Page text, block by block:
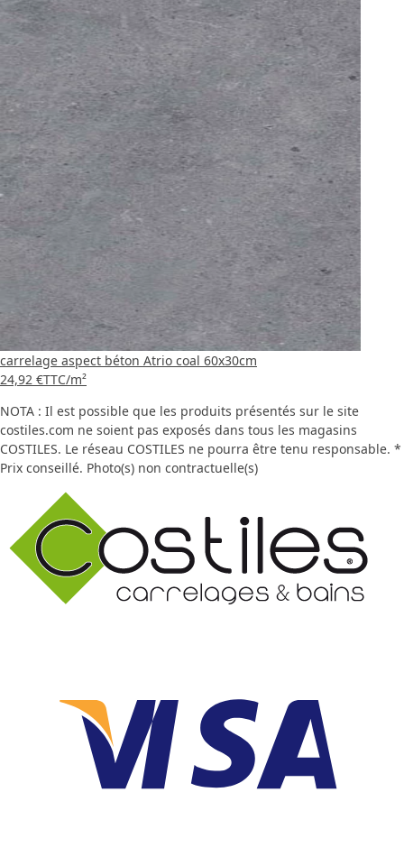
carrelage aspect béton Atrio coal 60x30cm
24,92 €TTC/m²
NOTA : Il est possible que les produits présentés sur le site
costiles.com ne soient pas exposés dans tous les magasins
COSTILES. Le réseau COSTILES ne pourra être tenu responsable. *
Prix conseillé. Photo(s) non contractuelle(s)